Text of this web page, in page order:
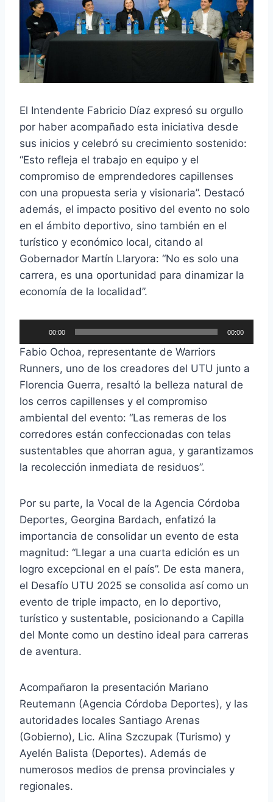
El Intendente Fabricio Díaz expresó su orgullo
por haber acompañado esta iniciativa desde
sus inicios y celebró su crecimiento sostenido:
“Esto refleja el trabajo en equipo y el
compromiso de emprendedores capillenses
con una propuesta seria y visionaria”. Destacó
además, el impacto positivo del evento no solo
en el ámbito deportivo, sino también en el
turístico y económico local, citando al
Gobernador Martín Llaryora: “No es solo una
carrera, es una oportunidad para dinamizar la
economía de la localidad”.
e
p
r
o
d
u
c
t
o
d
e
a
u
d
i
o
00:00 00:00
Fabio Ochoa, representante de Warriors
Runners, uno de los creadores del UTU junto a
Florencia Guerra, resaltó la belleza natural de
los cerros capillenses y el compromiso
ambiental del evento: “Las remeras de los
corredores están confeccionadas con telas
sustentables que ahorran agua, y garantizamos
la recolección inmediata de residuos”.
Por su parte, la Vocal de la Agencia Córdoba
Deportes, Georgina Bardach, enfatizó la
importancia de consolidar un evento de esta
magnitud: “Llegar a una cuarta edición es un
logro excepcional en el país”. De esta manera,
el Desafío UTU 2025 se consolida así como un
evento de triple impacto, en lo deportivo,
turístico y sustentable, posicionando a Capilla
del Monte como un destino ideal para carreras
de aventura.
Acompañaron la presentación Mariano
Reutemann (Agencia Córdoba Deportes), y las
autoridades locales Santiago Arenas
(Gobierno), Lic. Alina Szczupak (Turismo) y
Ayelén Balista (Deportes). Además de
numerosos medios de prensa provinciales y
regionales.